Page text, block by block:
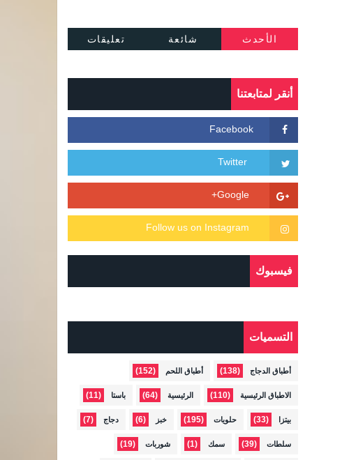
الأحدث شائعة تعليقات
أنقر لمتابعتنا
فيسبوك
التسميات
أطباق الدجاج (138) أطباق اللحم (152)
الاطباق الرئيسية (110) الرئيسية (64) باستا (11)
بيتزا (33) حلويات (195) خبز (6) دجاج (7)
سلطات (39) سمك (1) شوربات (19)